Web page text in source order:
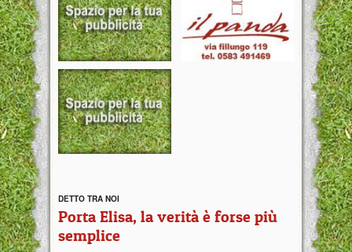
DETTO TRA NOI
Porta Elisa, la verità è forse più
semplice